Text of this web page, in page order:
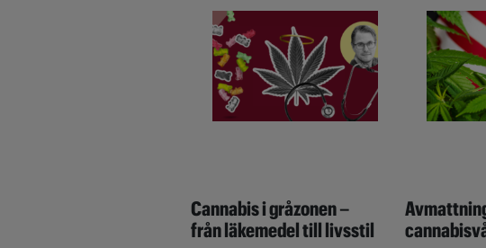
Cannabis i gråzonen –
från läkemedel till livsstil